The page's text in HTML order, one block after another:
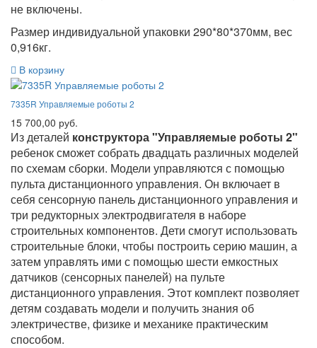
не включены.
Размер индивидуальной упаковки 290*80*370мм, вес
0,916кг.
В корзину
7335R Управляемые роботы 2
15 700,00 руб.
Из деталей конструктора "Управляемые роботы 2"
ребенок сможет собрать двадцать различных моделей
по схемам сборки. Модели управляются с помощью
пульта дистанционного управления. Он включает в
себя сенсорную панель дистанционного управления и
три редукторных электродвигателя в наборе
строительных компонентов. Дети смогут использовать
строительные блоки, чтобы построить серию машин, а
затем управлять ими с помощью шести емкостных
датчиков (сенсорных панелей) на пульте
дистанционного управления. Этот комплект позволяет
детям создавать модели и получить знания об
электричестве, физике и механике практическим
способом.